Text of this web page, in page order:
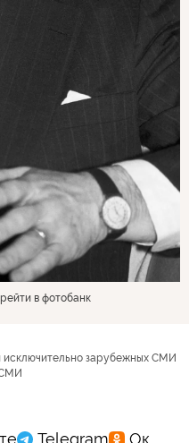
в фотобанк
зарубежных СМИ